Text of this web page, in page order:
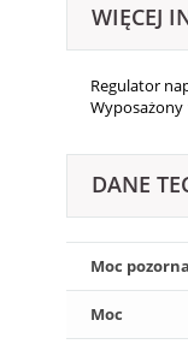
WIĘCEJ
Regulator
Wyposażony
DANE
Moc pozorna
Moc